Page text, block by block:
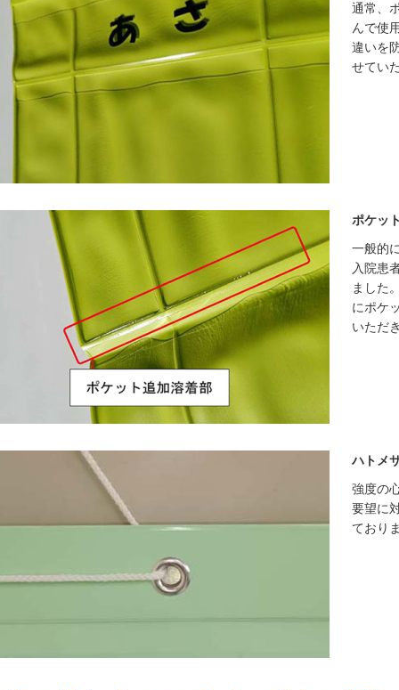
通常、
んで使
違いを
せてい
ポケッ
一般的
入院患
ました
にポケ
いただ
ハトメ
強度の
要望に
ており